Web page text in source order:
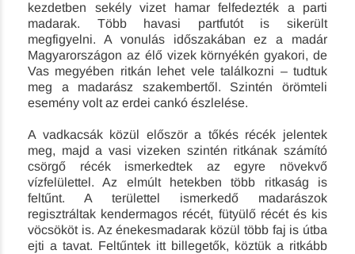
kezdetben sekély vizet hamar felfedezték a parti
madarak. Több havasi partfutót is sikerült
megfigyelni. A vonulás időszakában ez a madár
Magyarországon az élő vizek környékén gyakori, de
Vas megyében ritkán lehet vele találkozni – tudtuk
meg a madarász szakembertől. Szintén örömteli
esemény volt az erdei cankó észlelése.
A vadkacsák közül először a tőkés récék jelentek
meg, majd a vasi vizeken szintén ritkának számító
csörgő récék ismerkedtek az egyre növekvő
vízfelülettel. Az elmúlt hetekben több ritkaság is
feltűnt. A területtel ismerkedő madarászok
regisztráltak kendermagos récét, fütyülő récét és kis
vöcsököt is. Az énekesmadarak közül több faj is útba
ejti a tavat. Feltűntek itt billegetők, köztük a ritkább